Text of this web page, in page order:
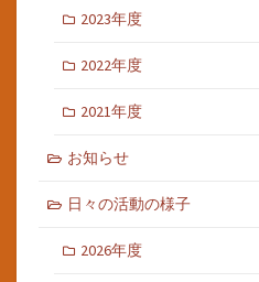
2023年度
2022年度
2021年度
お知らせ
日々の活動の様子
2026年度